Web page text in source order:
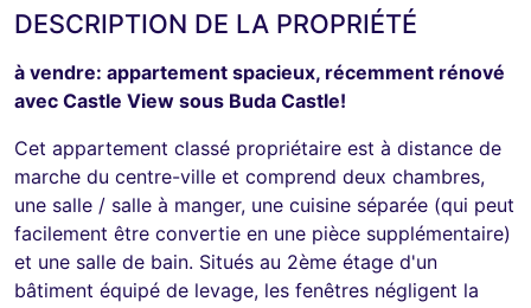
DESCRIPTION DE LA PROPRIÉTÉ
à vendre: appartement spacieux, récemment rénové
avec Castle View sous Buda Castle!
Cet appartement classé propriétaire est à distance de
marche du centre-ville et comprend deux chambres,
une salle / salle à manger, une cuisine séparée (qui peut
facilement être convertie en une pièce supplémentaire)
et une salle de bain. Situés au 2ème étage d'un
bâtiment équipé de levage, les fenêtres négligent la